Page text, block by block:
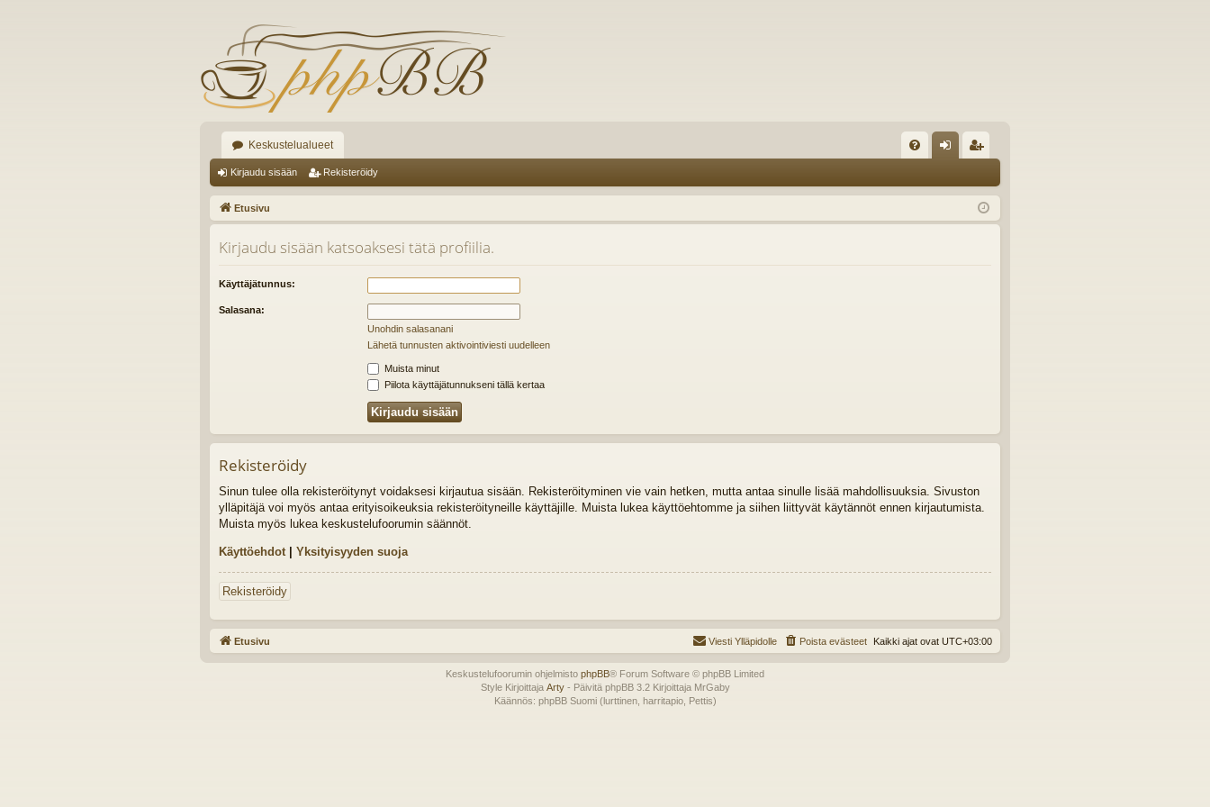
Keskustelualueet
K
K
au
du
ist
er
Kirjaudu sisään Rekisteröidy
Etusivu
Kirjaudu sisään katsoaksesi tätä profiilia.
Käyttäjätunnus:
Salasana:
Unohdin salasanani
Lähetä tunnusten aktivointiviesti uudelleen
Muista minut
Piilota käyttäjätunnukseni tällä kertaa
Rekisteröidy
Sinun tulee olla rekisteröitynyt voidaksesi kirjautua sisään. Rekisteröityminen vie vain hetken, mutta antaa sinulle lisää mahdollisuuksia. Sivuston
ylläpitäjä voi myös antaa erityisoikeuksia rekisteröityneille käyttäjille. Muista lukea käyttöehtomme ja siihen liittyvät käytännöt ennen kirjautumista.
Muista myös lukea keskustelufoorumin säännöt.
Käyttöehdot | Yksityisyyden suoja
Rekisteröidy
Etusivu Kaikki ajat ovat UTC+03:00
Poista evästeet
Viesti Ylläpidolle
Keskustelufoorumin ohjelmisto phpBB® Forum Software © phpBB Limited
Style Kirjoittaja Arty- Päivitä phpBB 3.2 Kirjoittaja MrGaby
Käännös: phpBB Suomi (lurttinen, harritapio, Pettis)